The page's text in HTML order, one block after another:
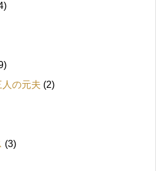
の元夫 (2)
(3)